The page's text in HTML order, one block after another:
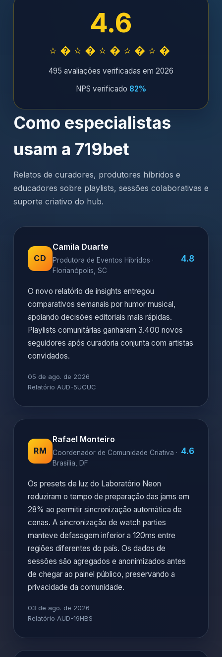
4.6
⭐�⭐�⭐�⭐�⭐�
495 avaliações verificadas em 2026
NPS verificado 82%
Como especialistas
usam a 719bet
Relatos de curadores, produtores híbridos e
educadores sobre playlists, sessões colaborativas e
suporte criativo do hub.
CD
Camila Duarte
Produtora de Eventos Híbridos ·
Florianópolis, SC
4.8
O novo relatório de insights entregou
comparativos semanais por humor musical,
apoiando decisões editoriais mais rápidas.
Playlists comunitárias ganharam 3.400 novos
seguidores após curadoria conjunta com artistas
convidados.
05 de ago. de 2026
Relatório AUD-5UCUC
RM
Rafael Monteiro
Coordenador de Comunidade Criativa ·
Brasília, DF
4.6
Os presets de luz do Laboratório Neon
reduziram o tempo de preparação das jams em
28% ao permitir sincronização automática de
cenas. A sincronização de watch parties
manteve defasagem inferior a 120ms entre
regiões diferentes do país. Os dados de
sessões são agregados e anonimizados antes
de chegar ao painel público, preservando a
privacidade da comunidade.
03 de ago. de 2026
Relatório AUD-19HBS